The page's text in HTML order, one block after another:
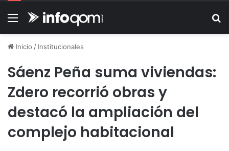
Menú
Inicio / Institucionales
Sáenz Peña suma viviendas:
Zdero recorrió obras y
destacó la ampliación del
complejo habitacional